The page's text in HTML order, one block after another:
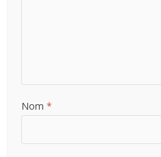
Nom*